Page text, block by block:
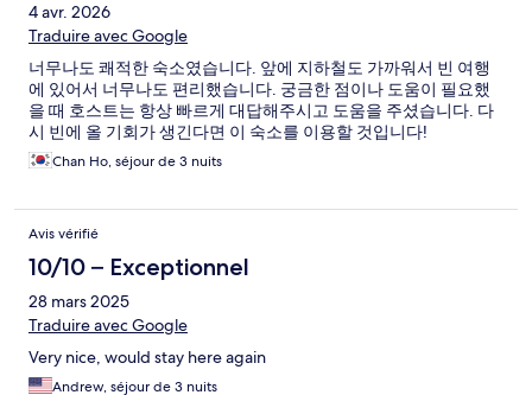
4 avr. 2026
Traduire avec Google
너무나도 쾌적한 숙소였습니다. 앞에 지하철도 가까워서 빈 여행
에 있어서 너무나도 편리했습니다. 궁금한 점이나 도움이 필요했
을 때 호스트는 항상 빠르게 대답해주시고 도움을 주셨습니다. 다
시 빈에 올 기회가 생긴다면 이 숙소를 이용할 것입니다!
Chan Ho, séjour de 3 nuits
Avis vérifié
10/10 – Exceptionnel
28 mars 2025
Traduire avec Google
Very nice, would stay here again
Andrew, séjour de 3 nuits